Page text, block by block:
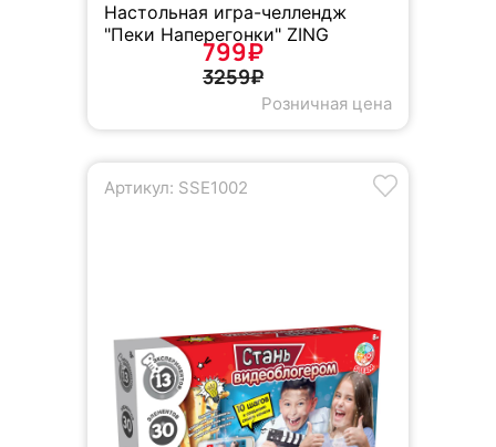
Настольная игра-челлендж
"Пеки Наперегонки" ZING
799₽
3259₽
Розничная цена
Артикул: SSE1002